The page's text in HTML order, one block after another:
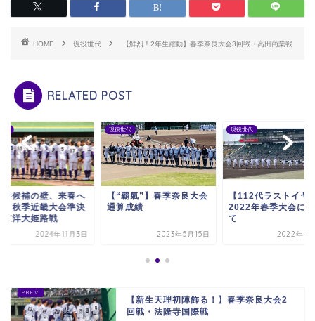
HOME 現役世代 【鮮烈！2年生躍動】春季奈良大会3回戦・高田商業戦
RELATED POST
勝候補の壁、来春へ
】秋季近畿大会準決
東洋大姫路戦
2024年11月3日
現役世代
【“覇氣”】春季奈良大会
通算成績
2023年5月15日
現役世代
【112代ラストイヤ
2022年春季大会に
て
2022年4
【新生天理初陣飾る！】春季奈良大会2
回戦・法隆寺国際戦